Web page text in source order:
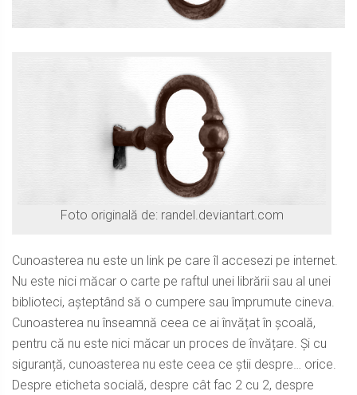
Foto originală de: randel.deviantart.com
Cunoasterea nu este un link pe care îl accesezi pe internet.
Nu este nici măcar o carte pe raftul unei librării sau al unei
biblioteci, așteptând să o cumpere sau împrumute cineva.
Cunoasterea nu înseamnă ceea ce ai învățat în școală,
pentru că nu este nici măcar un proces de învățare. Și cu
siguranță, cunoasterea nu este ceea ce știi despre… orice.
Despre eticheta socială, despre cât fac 2 cu 2, despre